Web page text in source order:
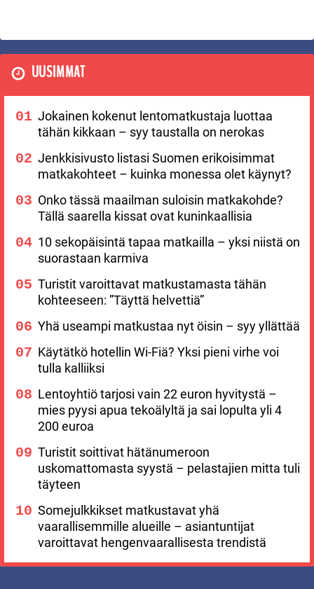
UUSIMMAT
Jokainen kokenut lentomatkustaja luottaa
tähän kikkaan – syy taustalla on nerokas
Jenkkisivusto listasi Suomen erikoisimmat
matkakohteet – kuinka monessa olet käynyt?
Onko tässä maailman suloisin matkakohde?
Tällä saarella kissat ovat kuninkaallisia
10 sekopäisintä tapaa matkailla – yksi niistä on
suorastaan karmiva
Turistit varoittavat matkustamasta tähän
kohteeseen: ”Täyttä helvettiä”
Yhä useampi matkustaa nyt öisin – syy yllättää
Käytätkö hotellin Wi-Fiä? Yksi pieni virhe voi
tulla kalliiksi
Lentoyhtiö tarjosi vain 22 euron hyvitystä –
mies pyysi apua tekoälyltä ja sai lopulta yli 4
200 euroa
Turistit soittivat hätänumeroon
uskomattomasta syystä – pelastajien mitta tuli
täyteen
Somejulkkikset matkustavat yhä
vaarallisemmille alueille – asiantuntijat
varoittavat hengenvaarallisesta trendistä